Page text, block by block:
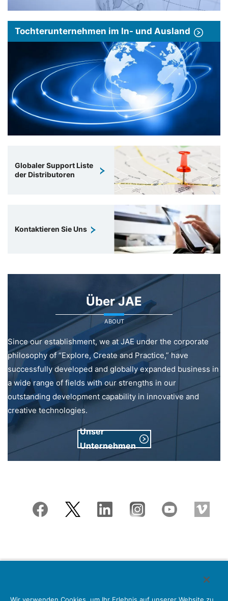
Tochterunternehmen im In- und Ausland
Globaler Support Liste
der Distributoren
Kontaktieren Sie Uns
Über JAE
ABOUT
Since our establishment, we at JAE under the corporate
philosophy of “Explore, Create and Practice,” have
successfully developed and globally expanded business in
a wide range of fields with our strengths in our
outstanding development capability in innovative and
creative technologies.
Unser
Unternehmen